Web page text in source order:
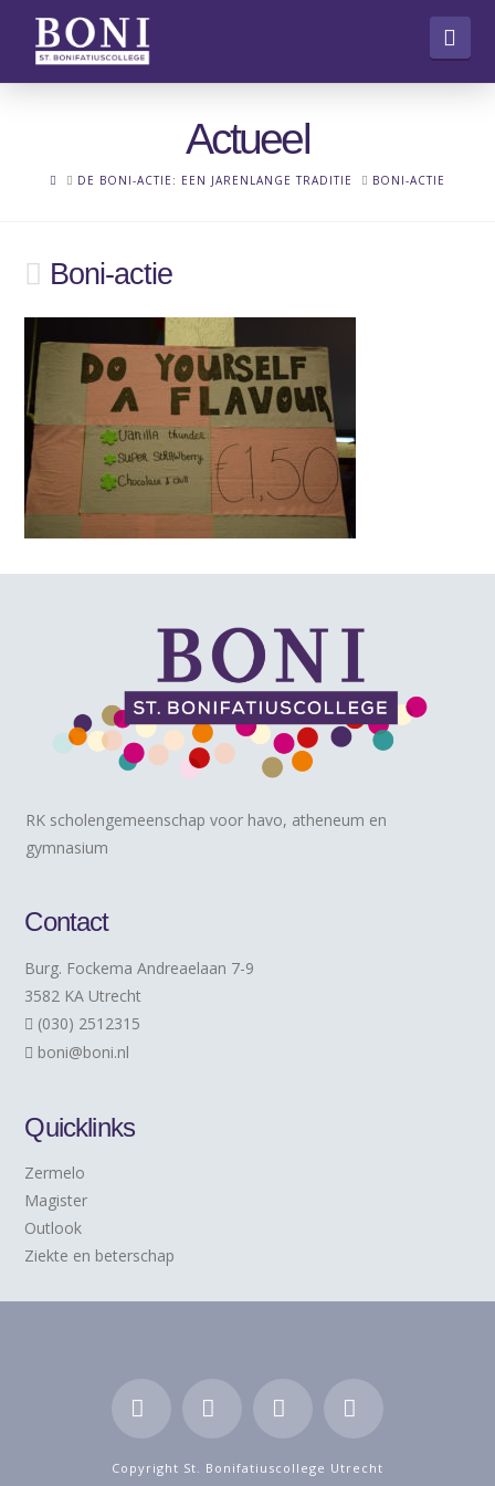
Actueel
HOMEDE BONI-ACTIE: EEN JARENLANGE TRADITIE BONI-ACTIE
Boni-actie
RK scholengemeenschap voor havo, atheneum en
gymnasium
Contact
Burg. Fockema Andreaelaan 7-9
3582 KA Utrecht
(030) 2512315
boni@boni.nl
Quicklinks
Zermelo
Magister
Outlook
Ziekte en beterschap
FacebookLinkedInYouTubeInstagram
Copyright St. Bonifatiuscollege Utrecht